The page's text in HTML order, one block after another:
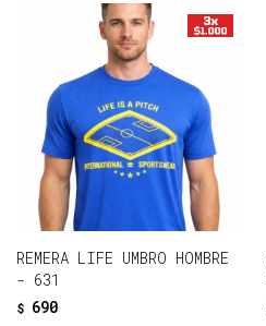
REMERA LIFE UMBRO HOMBRE
- 631
$ 690